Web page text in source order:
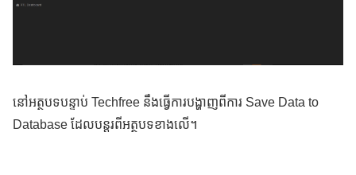
នៅអត្ថបទបន្ទាប់ Techfree នឹងធ្វើការបង្ហាញពីការ Save Data to
Database ដែលបន្តរពីអត្ថបទខាងលើ។